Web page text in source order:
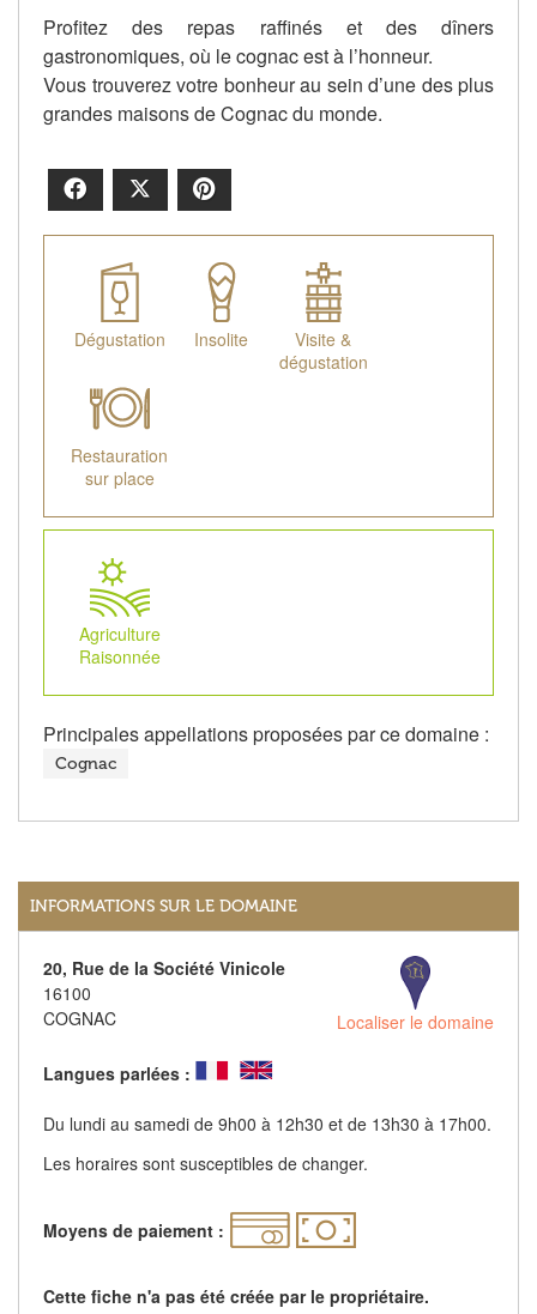
Profitez des repas raffinés et des dîners
gastronomiques, où le cognac est à l’honneur.
Vous trouverez votre bonheur au sein d’une des plus
grandes maisons de Cognac du monde.
Facebook
Dégustation Insolite
Visite &
dégustation
Restauration
sur place
Agriculture
Raisonnée
Principales appellations proposées par ce domaine :
Cognac
INFORMATIONS SUR LE DOMAINE
20, Rue de la Société Vinicole
16100
COGNAC
Localiser le domaine
Langues parlées :
Du lundi au samedi de 9h00 à 12h30 et de 13h30 à 17h00.
Les horaires sont susceptibles de changer.
Moyens de paiement :
Cette fiche n'a pas été créée par le propriétaire.